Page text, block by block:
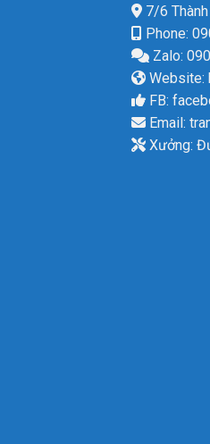
7/6
Phone:
Zalo:
Website:
FB:
Email:
Xưởng: